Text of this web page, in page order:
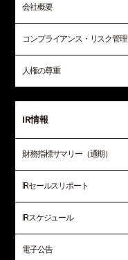
会社概要
コンプライアンス・リスク管理
人権の尊重
IR情報
財務指標サマリー（通期）
IRセールスリポート
IRスケジュール
電子公告